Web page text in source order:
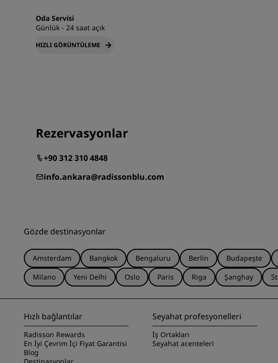
Oda Servisi
Günlük - 24 saat açık
HIZLI GÖRÜNTÜLEME
Rezervasyonlar
+90 312 310 4848
info.ankara@radissonblu.com
Gözde destinasyonlar
Amsterdam Bangkok Bengaluru Berlin Budapeşte
Milano
Yeni Delhi Oslo Paris Riga Şanghay
Hızlı bağlantılar
Radisson Rewards
En İyi Çevrim İçi Fiyat Garantisi
Blog
Seyahat profesyonelleri
İş Ortakları
Seyahat acenteleri